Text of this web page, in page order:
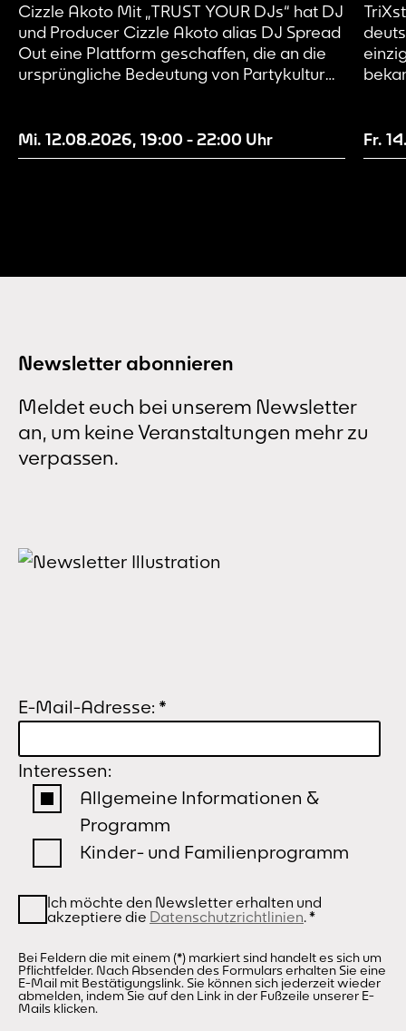
Cizzle Akoto Mit „TRUST YOUR DJs“ hat DJ
und Producer Cizzle Akoto alias DJ Spread
Out eine Plattform geschaffen, die an die
ursprüngliche Bedeutung von Partykultur
in einer tief musikalisch geprägten Familie
– mit einem Vater als DJ der 80er- und
Mi. 12.08.2026, 19:00 -22:00 Uhr
&
Fr.
Newsletter abonnieren
Meldet euch bei unserem Newsletter
an, um keine Veranstaltungen mehr zu
verpassen.
E-Mail-Adresse: *
Interessen:
Allgemeine Informationen &
Programm
Kinder- und Familienprogramm
Ich möchte den Newsletter erhalten und
akzeptiere die Datenschutzrichtlinien.*
Bei Feldern die mit einem (*) markiert sind handelt es sich um
Pflichtfelder. Nach Absenden des Formulars erhalten Sie eine
E-Mail mit Bestätigungslink. Sie können sich jederzeit wieder
abmelden, indem Sie auf den Link in der Fußzeile unserer E-
Mails klicken.